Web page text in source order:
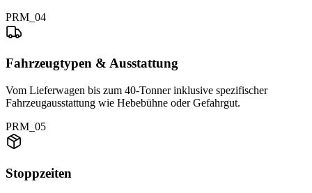
PRM_04
Fahrzeugtypen & Ausstattung
Vom Lieferwagen bis zum 40-Tonner inklusive spezifischer
Fahrzeugausstattung wie Hebebühne oder Gefahrgut.
PRM_05
Stoppzeiten